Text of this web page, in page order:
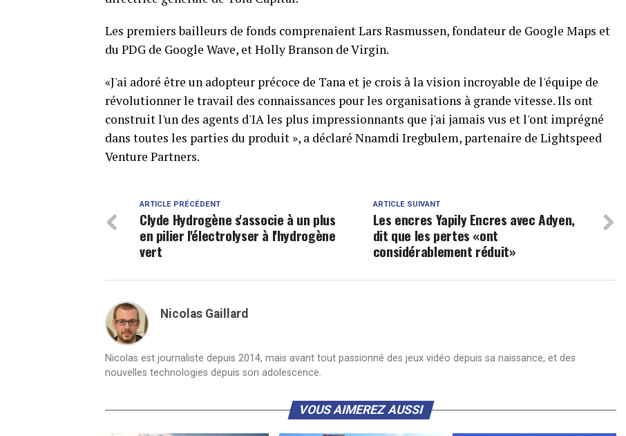
Les premiers bailleurs de fonds comprenaient Lars Rasmussen, fondateur de Google Maps et
du PDG de Google Wave, et Holly Branson de Virgin.
«J'ai adoré être un adopteur précoce de Tana et je crois à la vision incroyable de l'équipe de
révolutionner le travail des connaissances pour les organisations à grande vitesse. Ils ont
construit l'un des agents d'IA les plus impressionnants que j'ai jamais vus et l'ont imprégné
dans toutes les parties du produit », a déclaré Nnamdi Iregbulem, partenaire de Lightspeed
Venture Partners.
ARTICLE SUIVANT
Les encres Yapily Encres avec Adyen,
dit que les pertes «ont
considérablement réduit»
ARTICLE PRÉCÉDENT
Clyde Hydrogène s'associe à un plus
en pilier l'électrolyser à l'hydrogène
vert
Nicolas Gaillard
Nicolas est journaliste depuis 2014, mais avant tout passionné des jeux vidéo depuis sa naissance, et des
nouvelles technologies depuis son adolescence.
VOUS AIMEREZ AUSSI